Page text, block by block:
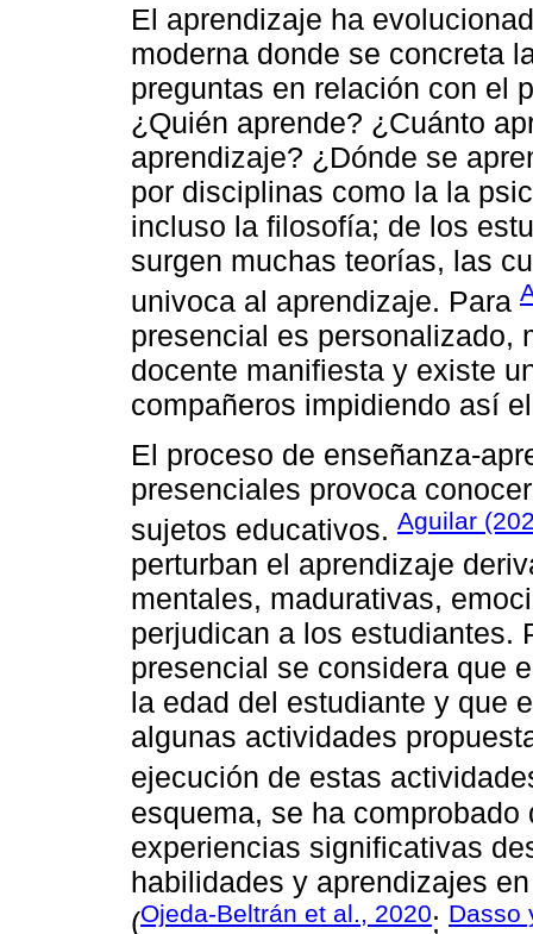
El aprendizaje ha
moderna donde se concreta
preguntas en relación con el
¿Quién aprende? ¿Cuánto
aprendizaje? ¿Dónde se
por disciplinas como la la
incluso la filosofía; de los
surgen muchas teorías, las
univoca al aprendizaje. Para
presencial es personalizado,
docente manifiesta y existe
compañeros impidiendo así
El proceso de enseñanza-
presenciales provoca
sujetos educativos. Aguilar
perturban el aprendizaje
mentales, madurativas,
perjudican a los estudiantes.
presencial se considera que
la edad del estudiante y que
algunas actividades
ejecución de estas
esquema, se ha
experiencias significativas
habilidades y aprendizajes
(Ojeda-Beltrán et al., 2020; Dasso